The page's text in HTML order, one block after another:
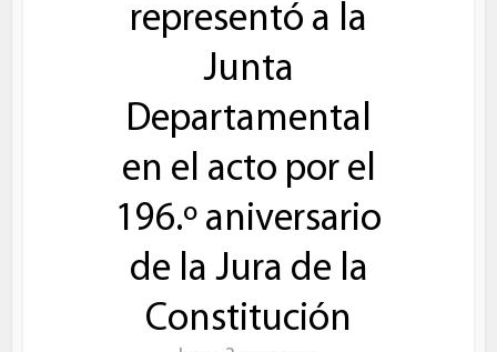
representó a la
Junta
Departamental
en el acto por el
196.º aniversario
de la Jura de la
Constitución